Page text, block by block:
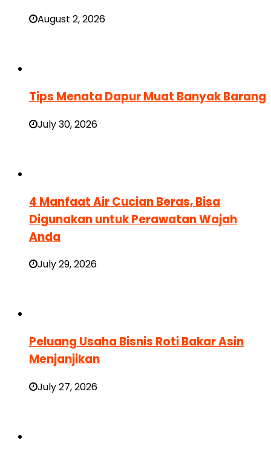
August 2, 2026
Tips Menata Dapur Muat Banyak Barang
July 30, 2026
4 Manfaat Air Cucian Beras, Bisa
Digunakan untuk Perawatan Wajah
Anda
July 29, 2026
Peluang Usaha Bisnis Roti Bakar Asin
Menjanjikan
July 27, 2026